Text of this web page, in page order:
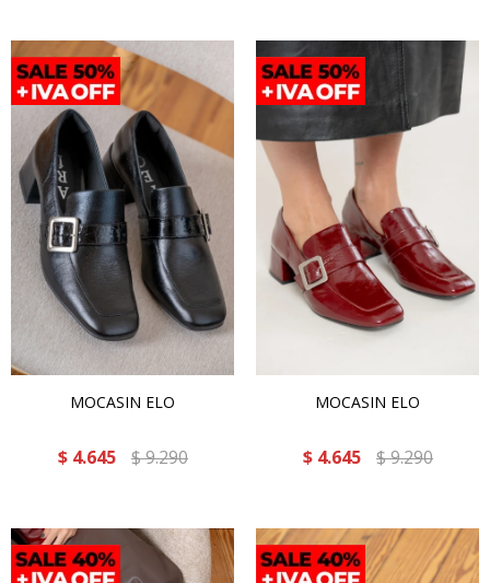
MOCASIN ELO
$ 4.645 $9.290
MOCASIN ELO
$ 4.645 $9.290